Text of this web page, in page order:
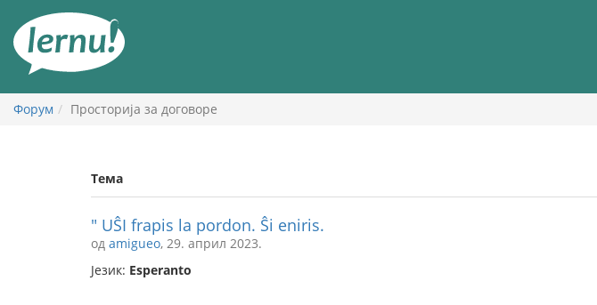
садржају
Форум Просторија за договоре
Тема
" UŜI frapis la pordon. Ŝi eniris.
од amigueo, 29. април 2023.
Језик: Esperanto